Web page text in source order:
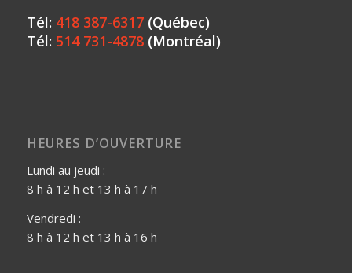
Tél: 418 387-6317(Québec)
Tél: 514 731-4878(Montréal)
HEURES D’OUVERTURE
Lundi au jeudi :
8 h à 12 h et 13 h à 17 h
Vendredi :
8 h à 12 h et 13 h à 16 h